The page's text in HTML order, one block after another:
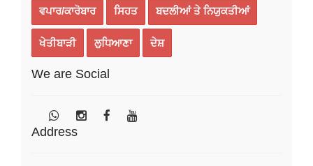
ਵਪਾਰ/ਕਾਰੋਬਾਰ ਸਿਹਤ ਬਦਲੀਆਂ ਤੇ ਨਿਯੁਕਤੀਆਂ
ਖੇਤੀਬਾੜੀ ਲੁਧਿਆਣਾ ਦੇਸ਼
We are Social
Address